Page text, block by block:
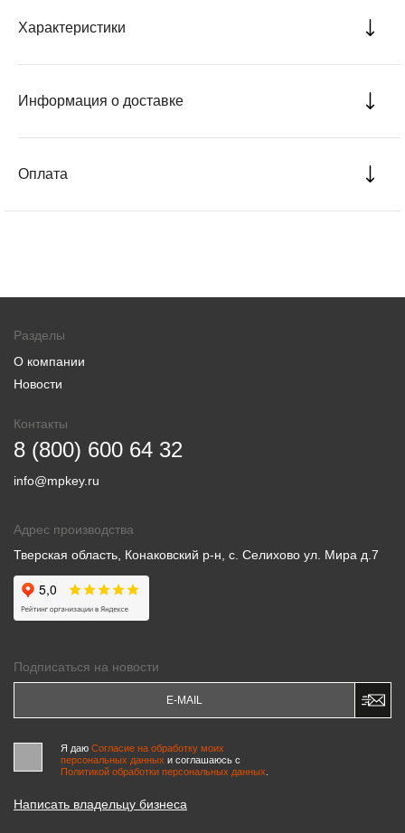
Характеристики
Информация о доставке
Оплата
Разделы
О компании
Новости
Контакты
8 (800) 600 64 32
info@mpkey.ru
Адрес производства
Тверская область, Конаковский р-н, с. Селихово ул. Мира д.7
Подписаться на новости
Я даю Согласие на обработку моих
персональных данных и соглашаюсь c
Политикой обработки персональных данных
Написать владельцу бизнеса